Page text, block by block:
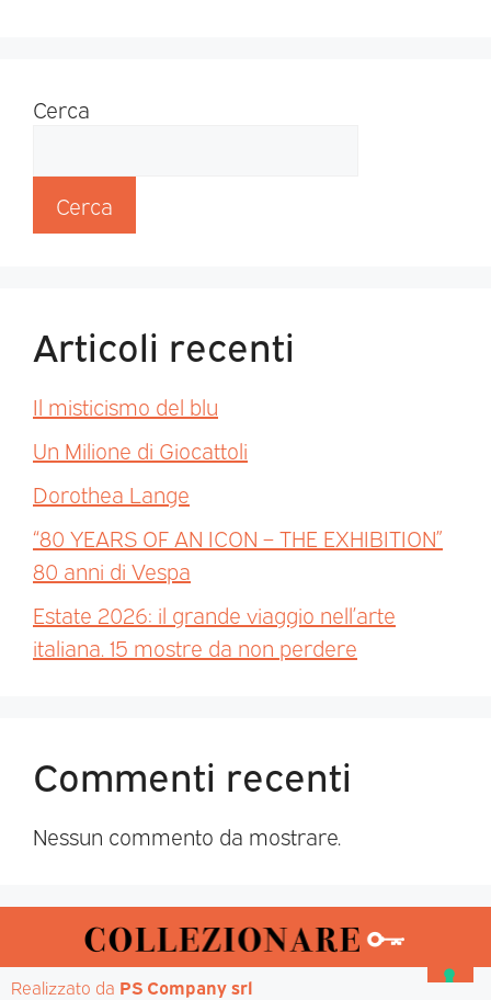
Cerca
Cerca
Articoli recenti
Il misticismo del blu
Un Milione di Giocattoli
Dorothea Lange
“80 YEARS OF AN ICON – THE EXHIBITION”
80 anni di Vespa
Estate 2026: il grande viaggio nell’arte
italiana. 15 mostre da non perdere
Commenti recenti
Nessun commento da mostrare.
Realizzato da PS Company srl